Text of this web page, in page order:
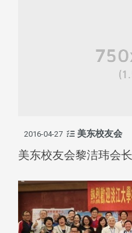
2016-04-27 美东校友会
美东校友会黎洁玮会